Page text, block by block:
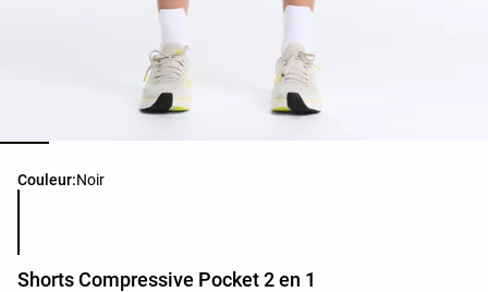
Couleur:Noir
Liste des couleurs du produit
Shorts Compressive Pocket 2 en 1